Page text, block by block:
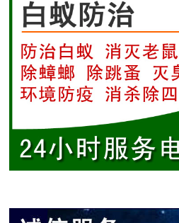
射阳白蚁防治
建湖白蚁防治
东台白蚁防治
涟水白蚁防治
金湖白蚁防治